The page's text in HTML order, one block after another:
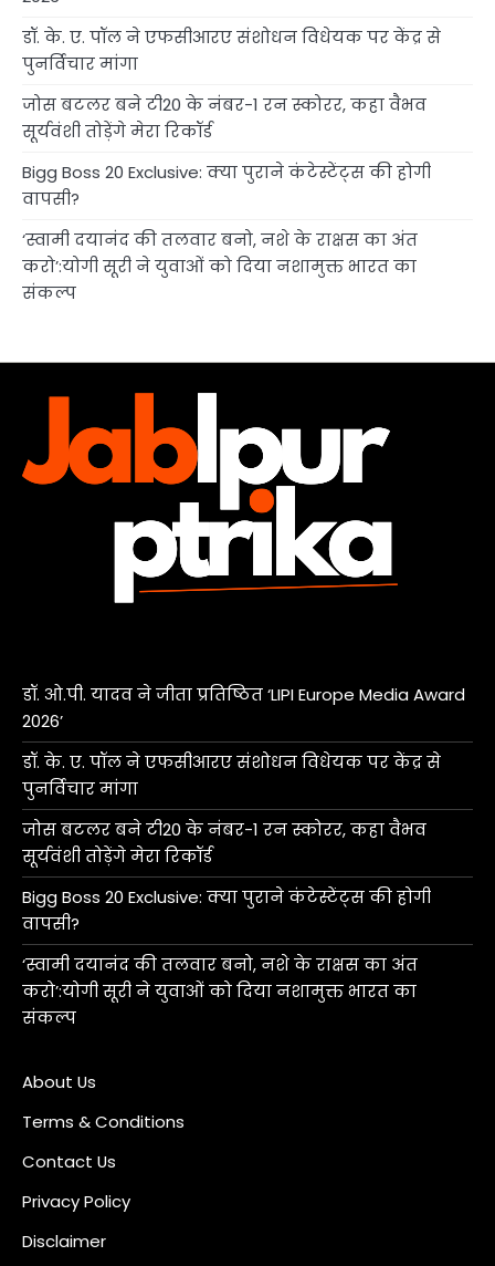
डॉ. के. ए. पॉल ने एफसीआरए संशोधन विधेयक पर केंद्र से
पुनर्विचार मांगा
जोस बटलर बने टी20 के नंबर-1 रन स्कोरर, कहा वैभव
सूर्यवंशी तोड़ेंगे मेरा रिकॉर्ड
Bigg Boss 20 Exclusive: क्या पुराने कंटेस्टेंट्स की होगी
वापसी?
‘स्वामी दयानंद की तलवार बनो, नशे के राक्षस का अंत
करो’:योगी सूरी ने युवाओं को दिया नशामुक्त भारत का
संकल्प
डॉ. ओ.पी. यादव ने जीता प्रतिष्ठित ‘LIPI Europe Media Award
2026’
डॉ. के. ए. पॉल ने एफसीआरए संशोधन विधेयक पर केंद्र से
पुनर्विचार मांगा
जोस बटलर बने टी20 के नंबर-1 रन स्कोरर, कहा वैभव
सूर्यवंशी तोड़ेंगे मेरा रिकॉर्ड
Bigg Boss 20 Exclusive: क्या पुराने कंटेस्टेंट्स की होगी
वापसी?
‘स्वामी दयानंद की तलवार बनो, नशे के राक्षस का अंत
करो’:योगी सूरी ने युवाओं को दिया नशामुक्त भारत का
संकल्प
About Us
Terms & Conditions
Contact Us
Privacy Policy
Disclaimer